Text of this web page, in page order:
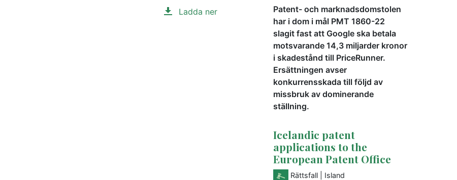
Ladda ner
Patent- och marknadsdomstolen
har i dom i mål PMT 1860-22
slagit fast att Google ska betala
motsvarande 14,3 miljarder kronor
i skadestånd till PriceRunner.
Ersättningen avser
konkurrensskada till följd av
missbruk av dominerande
ställning.
Icelandic patent
applications to the
European Patent Office
Rättsfall | Island